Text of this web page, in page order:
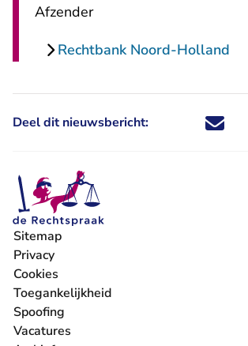
Afzender
Rechtbank Noord-Holland
Deel dit nieuwsbericht: Deel dit
Deel dit
Deel
Sitemap
Privacy
Cookies
Toegankelijkheid
Spoofing
Vacatures
- U verlaat Rechtspraak.nl